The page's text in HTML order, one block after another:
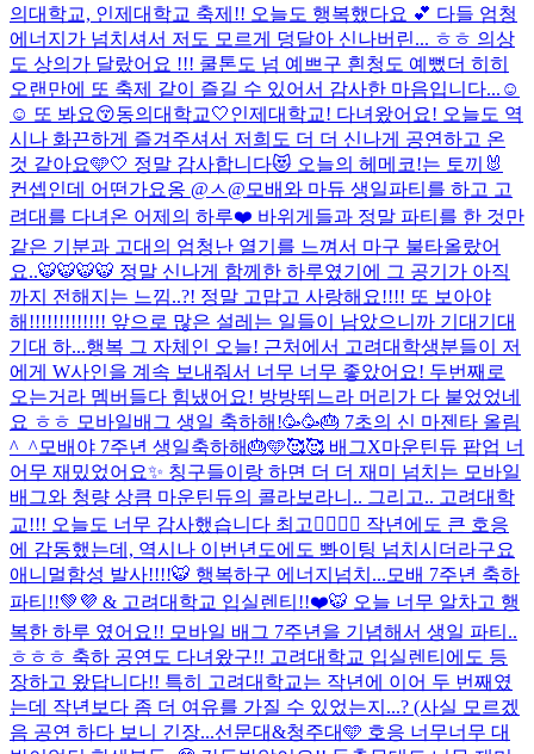
의대학교, 인제대학교 축제!! 오늘도 행복했다요 💕 다들 엄청
에너지가 넘치셔서 저도 모르게 덩달아 신나버린... ㅎㅎ 의상
도 상의가 달랐어요 !!! 쿨톤도 넘 예쁘구 흰청도 예뻤더 히히
오랜만에 또 축제 같이 즐길 수 있어서 감사한 마음입니다...☺️
☺️ 또 봐요😚동의대학교🤍인제대학교! 다녀왔어요! 오늘도 역
시나 화끈하게 즐겨주셔서 저희도 더 더 신나게 공연하고 온
것 같아요🩵🤍 정말 감사합니다😻 오늘의 헤메코!는 토끼🐰
컨셉인데 어떤가요옹 @ㅅ@ 모배와 마듀 생일파티를 하고 고
려대를 다녀온 어제의 하루❤️ 바위게들과 정말 파티를 한 것만
같은 기분과 고대의 엄청난 열기를 느껴서 마구 불타올랐어
요..🐯🐯🐯🐯 정말 신나게 함께한 하루였기에 그 공기가 아직
까지 전해지는 느낌..?! 정말 고맙고 사랑해요!!!! 또 보아야
해!!!!!!!!!!!!! 앞으로 많은 설레는 일들이 남았으니까 기대기대
기대 하...행복 그 자체인 오늘! 근처에서 고려대학생분들이 저
에게 W사인을 계속 보내줘서 너무 너무 좋았어요! 두번째로
오는거라 멤버들다 힘냈어요! 방방뛰느라 머리가 다 붙었었네
요 ㅎㅎ 모바일배그 생일 축하해!🥳🥳🎂 7초의 신 마젠타 올림
^_^모배야 7주년 생일축하해🎂🩵🥰🥰 배그X마운틴듀 팝업 너
어무 재밌었어요✨ 칭구들이랑 하면 더 더 재미 넘치는 모바일
배그와 청량 상큼 마운틴듀의 콜라보라니.. 그리고.. 고려대학
교!!! 오늘도 너무 감사했습니다 최고❤️‍🔥❤️‍🔥 작년에도 큰 호응
에 감동했는데, 역시나 이번년도에도 뽜이팅 넘치시더라구요
애니멀함성 발사!!!!🐯 행복하구 에너지넘치... 모배 7주년 축하
파티!!💚💜 & 고려대학교 입실렌티!!❤️🐯 오늘 너무 알차고 행
복한 하루 였어요!! 모바일 배그 7주년을 기념해서 생일 파티..
ㅎㅎㅎ 축하 공연도 다녀왔구!! 고려대학교 입실렌티에도 등
장하고 왔답니다!! 특히 고려대학교는 작년에 이어 두 번째였
는데 작년보다 좀 더 여유를 가질 수 있었는지...? (사실 모르겠
음 공연 하다 보니 긴장...선문대&청주대🩵 호응 너무너무 대